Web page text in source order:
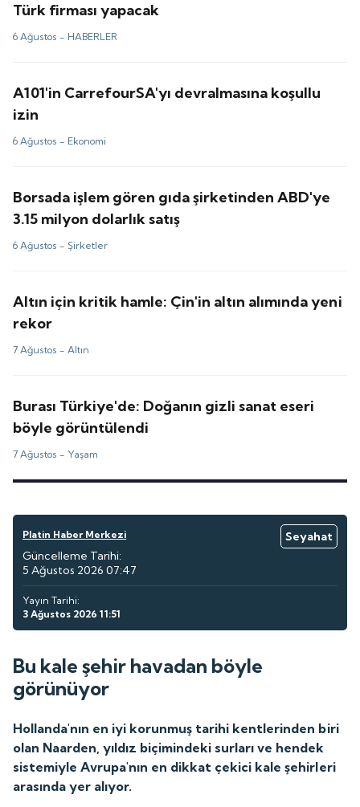
Türk firması yapacak
6 Ağustos - HABERLER
A101'in CarrefourSA'yı devralmasına koşullu
izin
6 Ağustos - Ekonomi
Borsada işlem gören gıda şirketinden ABD'ye
3.15 milyon dolarlık satış
6 Ağustos -Şirketler
Altın için kritik hamle: Çin'in altın alımında yeni
rekor
7 Ağustos -Altın
Burası Türkiye'de: Doğanın gizli sanat eseri
böyle görüntülendi
7 Ağustos - Yaşam
Platin Haber Merkezi
Seyahat
Güncelleme Tarihi:
5 Ağustos 2026 07:47
Yayın Tarihi:
3 Ağustos 2026 11:51
Bu kale şehir havadan böyle
görünüyor
Hollanda'nın en iyi korunmuş tarihi kentlerinden biri
olan Naarden, yıldız biçimindeki surları ve hendek
sistemiyle Avrupa'nın en dikkat çekici kale şehirleri
arasında yer alıyor.